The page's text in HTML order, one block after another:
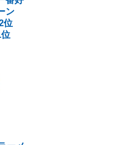
ン
位